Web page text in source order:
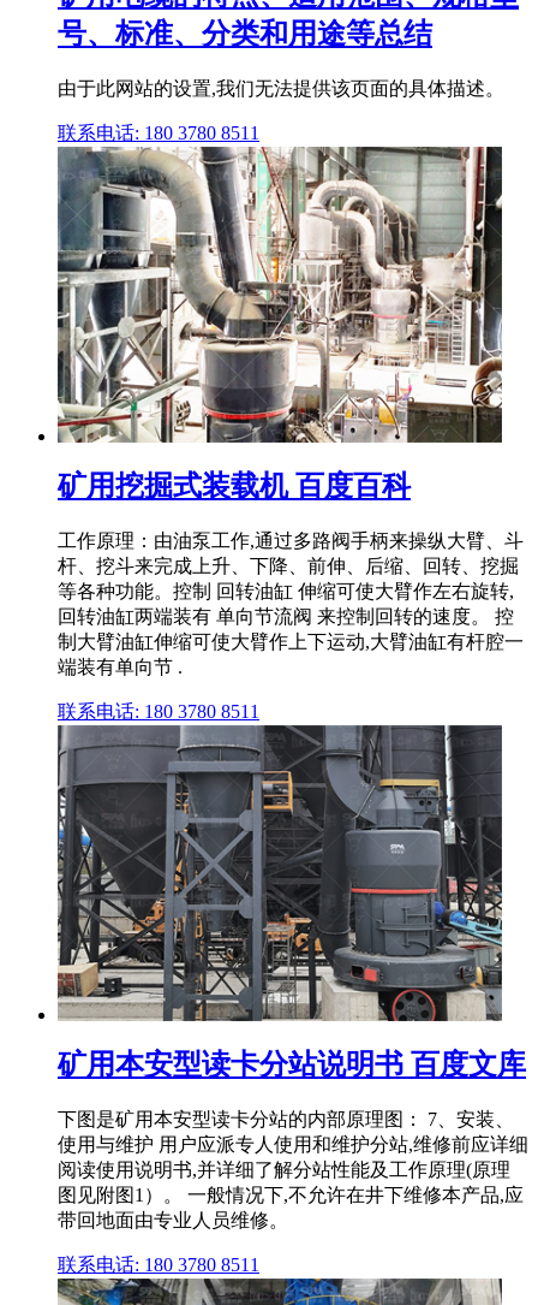
号、标准、分类和用途等总结
由于此网站的设置,我们无法提供该页面的具体描述。
联系电话: 180 3780 8511
矿用挖掘式装载机 百度百科
工作原理：由油泵工作,通过多路阀手柄来操纵大臂、斗
杆、挖斗来完成上升、下降、前伸、后缩、回转、挖掘
等各种功能。控制 回转油缸 伸缩可使大臂作左右旋转,
回转油缸两端装有 单向节流阀 来控制回转的速度。 控
制大臂油缸伸缩可使大臂作上下运动,大臂油缸有杆腔一
端装有单向节 .
联系电话: 180 3780 8511
矿用本安型读卡分站说明书 百度文库
下图是矿用本安型读卡分站的内部原理图： 7、安装、
使用与维护 用户应派专人使用和维护分站,维修前应详细
阅读使用说明书,并详细了解分站性能及工作原理(原理
图见附图1）。 一般情况下,不允许在井下维修本产品,应
带回地面由专业人员维修。
联系电话: 180 3780 8511